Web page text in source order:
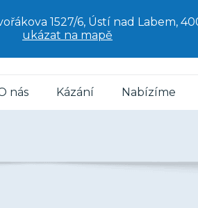
1527/6, Ústí nad Labem,
ukázat na mapě
nás Kázání Nabízíme